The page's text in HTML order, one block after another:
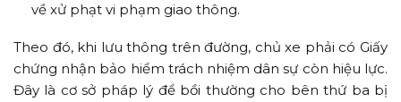
về xử phạt vi phạm giao thông.
Theo đó, khi lưu thông trên đường, chủ xe phải có Giấy
chứng nhận bảo hiểm trách nhiệm dân sự còn hiệu lực.
Đây là cơ sở pháp lý để bồi thường cho bên thứ ba bị